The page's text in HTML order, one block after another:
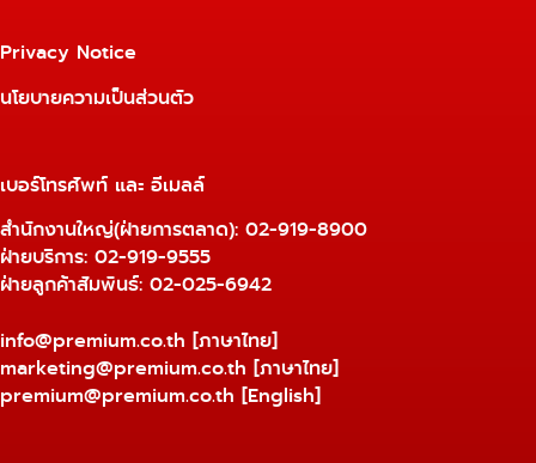
Privacy Notice
นโยบายความเป็นส่วนตัว
เบอร์โทรศัพท์ และ อีเมลล์
สำนักงานใหญ่(ฝ่ายการตลาด): 02-919-8900
ฝ่ายบริการ: 02-919-9555
ฝ่ายลูกค้าสัมพันธ์: 02-025-6942
info@premium.co.th [ภาษาไทย]
marketing@premium.co.th [ภาษาไทย]
premium@premium.co.th [English]